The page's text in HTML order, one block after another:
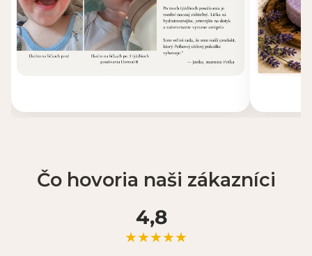
Čo hovoria naši zákazníci
4,8
★★★★★